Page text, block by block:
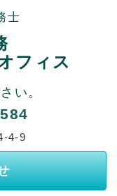
士
フィス
い。
4-9